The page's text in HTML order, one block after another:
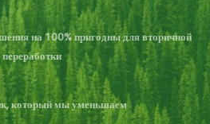
на 100% пригодны для вторичной
переработки
который мы уменьшаем